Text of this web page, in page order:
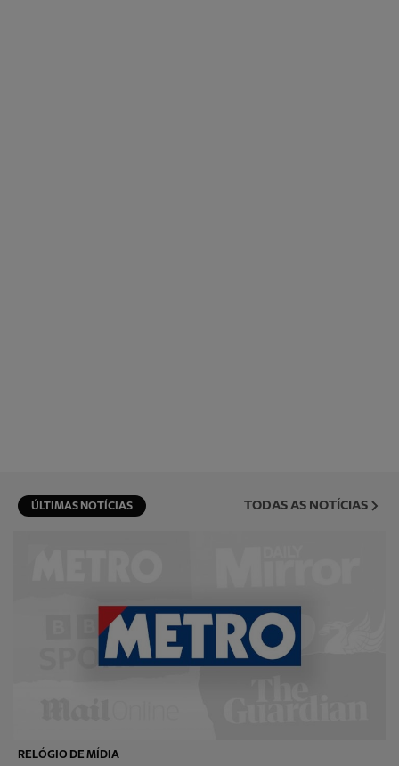
ÚLTIMAS NOTÍCIAS TODAS AS NOTÍCIAS
RELÓGIO DE MÍDIA